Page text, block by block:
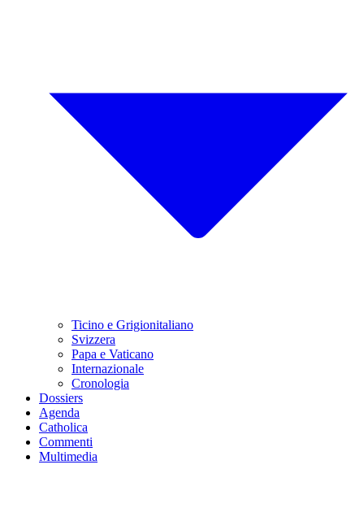
Ticino e Grigionitaliano
Svizzera
Papa e Vaticano
Internazionale
Cronologia
Dossiers
Agenda
Catholica
Commenti
Multimedia